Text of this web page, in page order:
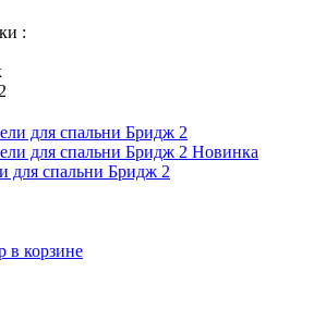
:
Новинка
для спальни Бридж 2
в корзине